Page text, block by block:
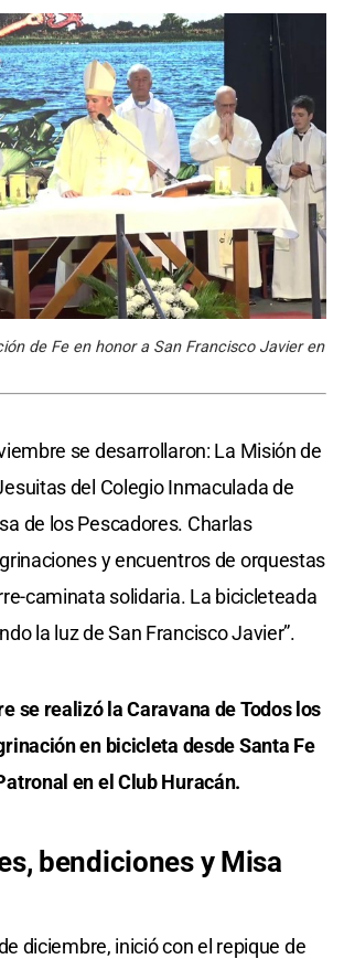
de Fe en honor a San Francisco Javier en
se desarrollaron: La Misión de
del Colegio Inmaculada de
de los Pescadores. Charlas
y encuentros de orquestas
caminata solidaria. La bicicleteada
la luz de San Francisco Javier”.
se realizó la Caravana de Todos los
en bicicleta desde Santa Fe
en el Club Huracán.
bendiciones y Misa
diciembre, inició con el repique de